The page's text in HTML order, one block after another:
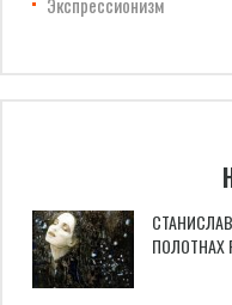
ПОЛОТНАХ